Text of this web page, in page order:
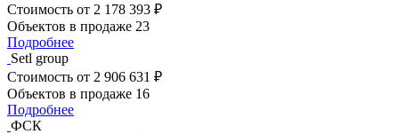
Стоимость от 2 178 393 ₽
Объектов в продаже 23
Подробнее
Setl group
Стоимость от 2 906 631 ₽
Объектов в продаже 16
Подробнее
ФСК